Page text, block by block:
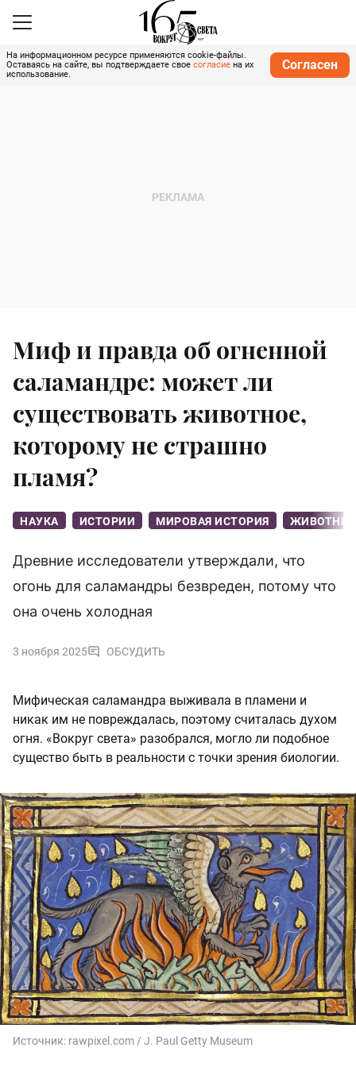
На информационном ресурсе применяются cookie-файлы.
Оставаясь на сайте, вы подтверждаете свое согласие на их
использование.
Согласен
Миф и правда об огненной
саламандре: может ли
существовать животное,
которому не страшно
пламя?
НАУКА ИСТОРИИ МИРОВАЯ ИСТОРИЯ
Древние исследователи утверждали, что
огонь для саламандры безвреден, потому что
она очень холодная
3 ноября 2025 ОБСУДИТЬ
Мифическая саламандра выживала в пламени и
никак им не повреждалась, поэтому считалась духом
огня. «Вокруг света» разобрался, могло ли подобное
существо быть в реальности с точки зрения биологии.
Источник: rawpixel.com / J. Paul Getty Museum